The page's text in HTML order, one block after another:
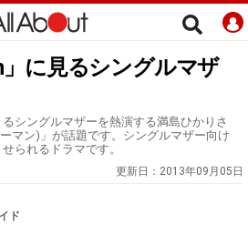
」に見るシングルマザ
シングルマザーを熱演する満島ひかりさ
マン)」が話題です。シングルマザー向け
られるドラマです。
更新日： 2013年09月05日
ド